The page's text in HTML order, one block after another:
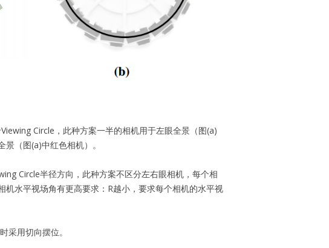
Circle，此种方案一半的相机用于左眼全景（图(a)
（图(a)中红色相机）。
Circle半径方向，此种方案不区分左右眼相机，每个相
机水平视场角有更高要求：R越小，要求每个相机的水平视
采用切向摆位。